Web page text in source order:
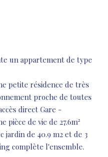
un appartement de type
petite résidence de très
proche de toutes
direct Gare -
pièce de vie de 27.6m²
jardin de 40.9 m2 et de 3
complète l'ensemble.